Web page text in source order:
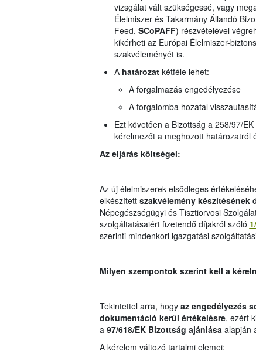
vizsgálat vált szükségessé, vagy
Élelmiszer és Takarmány Állandó
Feed, SCoPAFF) részvételével
kikérheti az Európai Élelmiszer-
szakvéleményét is.
A határozatkétféle lehet:
A forgalmazás engedélyezése
A forgalomba hozatal
Ezt követően a Bizottság a 258/97/
kérelmezőt a meghozott határozatról
Az eljárás költségei:
Az új élelmiszerek elsődleges
elkészített szakvélemény készítésének
Népegészségügyi és Tisztiorvosi
szolgáltatásaiért fizetendő díjakról szóló
szerinti mindenkori igazgatási
Milyen szempontok szerint kell a
Tekintettel arra, hogy az engedélyezés
dokumentáció kerül értékelésre, ezért
a97/618/EK Bizottság ajánlásaalapján
A kérelem változó tartalmi elemei: